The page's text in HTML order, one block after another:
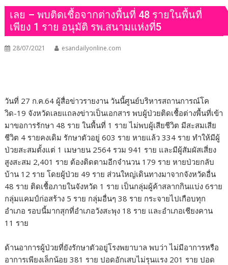
เลย – พบติดเชื้อจากต่างพื้นที่ 48 รายในพื้นที่
เพียง 1 ราย อนุมัติ รพ.สนามแห่งที่5
28/07/2021 esandailyonline.com
วันที่ 27 ก.ค.64 ผู้สื่อข่าวรายงาน วันนี้ศูนย์บริหารสถานการณ์โค
วิด-19 จังหวัดเลยแถลงข่าวเป็นเอกสาร พบผู้ป่วยติดเชื้อต่างพื้นที่เข้า
มาขอการรักษา 48 ราย ในพื้นที่ 1 ราย ไม่พบผู้เสียชีวิต มีสะสมเสีย
ชีวิต 4 รายคงเดิม รักษาตัวอยู่ 603 ราย หายแล้ว 334 ราย ทำให้มีผู้
ป่วยสะสมตั้งแต่ 1 เมษายน 2564 รวม 941 ราย และมีผู้สัมผัสเสี่ยง
สูงสะสม 2,401 ราย ต้องติดตามอีกจำนวน 179 ราย หายป่วยกลับ
บ้าน 12 ราย โดยผู้ป่วย 49 ราย ส่วนใหญ่เดินทางมาจากจังหวัดอื่น
48 ราย ติดเชื้อภายในจังหวัด 1 ราย เป็นกลุ่มผู้ค้าสลากกินแบ่ง 6ราย
กลุ่มแคมป์ก่อสร้าง 5 ราย กลุ่มอื่นๆ 38 ราย กระจายไปเกือบทุก
อำเภอ รอบนี้มากสุกที่อำเภอวังสะพุง 18 ราย และอำเภอเชียงคาน
11 ราย
ด้านอาการผู้ป่วยที่ยังรักษาตัวอยู่โรงพยาบาล พบว่า ไม่มีอาการหรือ
อาการเพียงเล็กน้อย 381 ราย ปอดอักเสบไม่รุนแรง 201 ราย ปอด